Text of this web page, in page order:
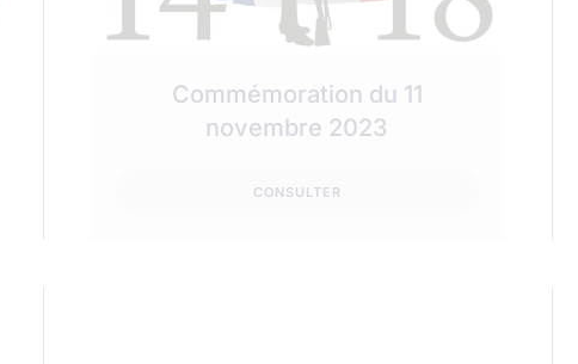
Commémoration du 11
novembre 2023
CONSULTER